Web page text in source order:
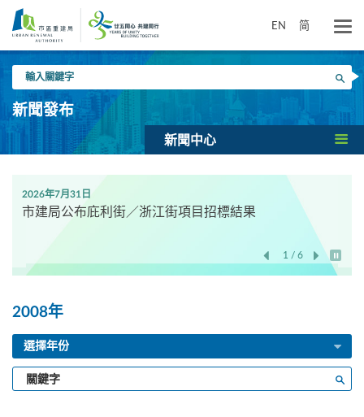
要
EN 简
入
關
鍵
搜尋
新聞發布
新聞中心
2026年7月31日
市建局公布庇利街／浙江街項目招標結果
1 / 6
開始/
2008年
選擇年份
輸
入